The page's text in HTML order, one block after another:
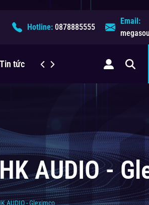
Hotline: 0878885555
Email:
Tin tức Liên hệ
AUDIO -
AUDIO - Gleximco